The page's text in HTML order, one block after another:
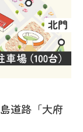
道路「大府